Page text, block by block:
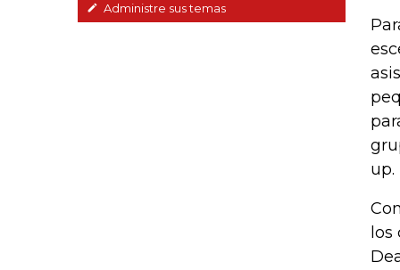
Administre sus temas
up.